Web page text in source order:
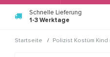
Schnelle Lieferung
1-3 Werktage
Startseite / Polizist Kostüm Kind